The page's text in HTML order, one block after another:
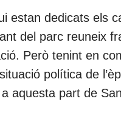
estan dedicats els
del parc reuneix
Però tenint en
política de
aquesta part de